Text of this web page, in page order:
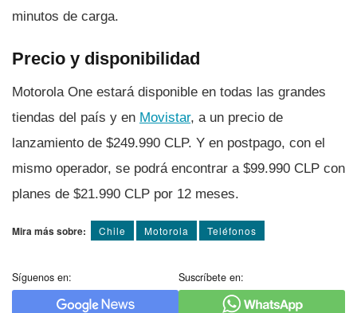
minutos de carga.
Precio y disponibilidad
Motorola One estará disponible en todas las grandes
tiendas del paí­s y en Movistar, a un precio de
lanzamiento de $249.990 CLP. Y en postpago, con el
mismo operador, se podrá encontrar a $99.990 CLP con
planes de $21.990 CLP por 12 meses.
Mira más sobre: Chile Motorola Teléfonos
Síguenos en: Suscríbete en: